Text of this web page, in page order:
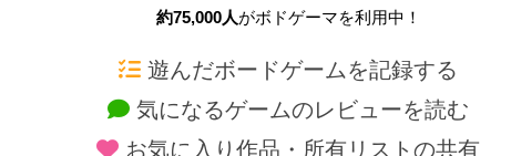
約75,000人がボドゲーマを利用中！
遊んだボードゲームを記録する
気になるゲームのレビューを読む
お気に入り作品・所有リストの共有
ボードゲームを検索する 新作・再入荷情報